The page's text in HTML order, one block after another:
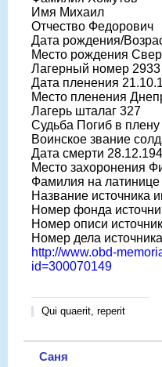
Имя Михаил
Отчество Федорович
Дата рождения/
Место рождения
Лагерный номер 2933
Дата пленения
Место пленения
Лагерь шталаг 327
Судьба Погиб в плену
Воинское звание
Дата смерти
Место захоронения
Фамилия на
Название
Номер фонда
Номер описи
Номер дела
http://www.obd-
id=300070149
Qui quaerit, reperit
Саня